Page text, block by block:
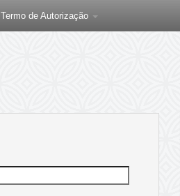
Termo de Autorização